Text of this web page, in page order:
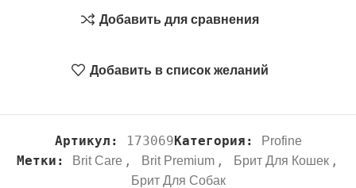
Добавить для сравнения
Добавить в список желаний
Артикул: 173069Категория: Profine
Метки: Brit Care , Brit Premium , Брит Для Кошек ,
Брит Для Собак